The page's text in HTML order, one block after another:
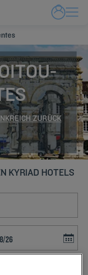
ZURÜCK
KYRIAD HOTELS
and select a date. Press
backward to interact with